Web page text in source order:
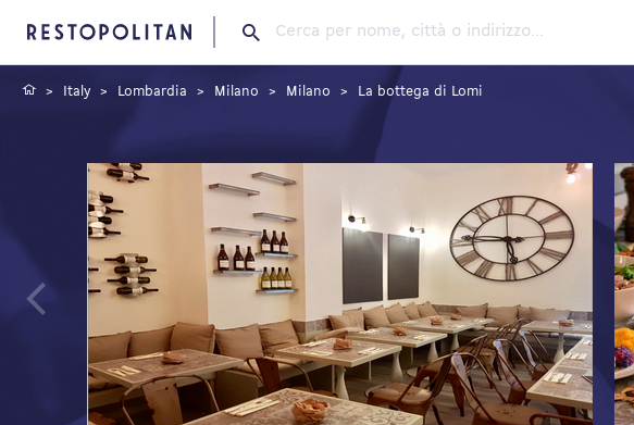
Restopolitan
Italy Lombardia Milano Milano La bottega di Lomi